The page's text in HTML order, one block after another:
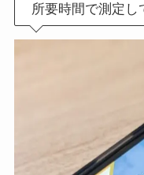
所要時間で測定し